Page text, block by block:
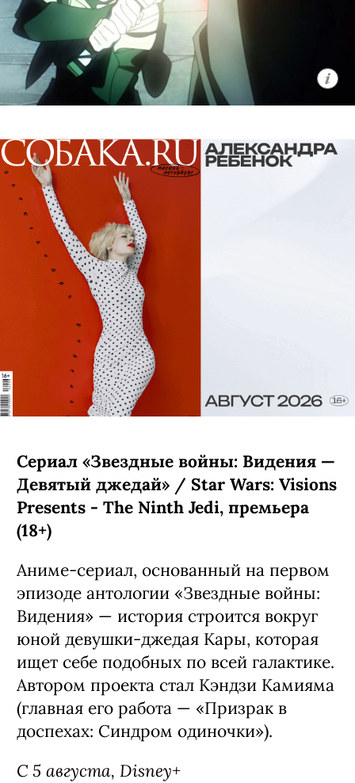
Сериал «Звездные войны: Видения —
Девятый джедай» / Star Wars: Visions
Presents - The Ninth Jedi, премьера
(18+)
Аниме-сериал, основанный на первом
эпизоде антологии «Звездные войны:
Видения» — история строится вокруг
юной девушки-джедая Кары, которая
ищет себе подобных по всей галактике.
Автором проекта стал Кэндзи Камияма
(главная его работа — «Призрак в
доспехах: Синдром одиночки»).
С 5 августа, Disney+